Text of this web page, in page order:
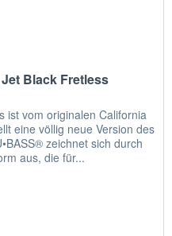
Black Fretless
ist vom originalen California
eine völlig neue Version des
zeichnet sich durch
aus, die für...